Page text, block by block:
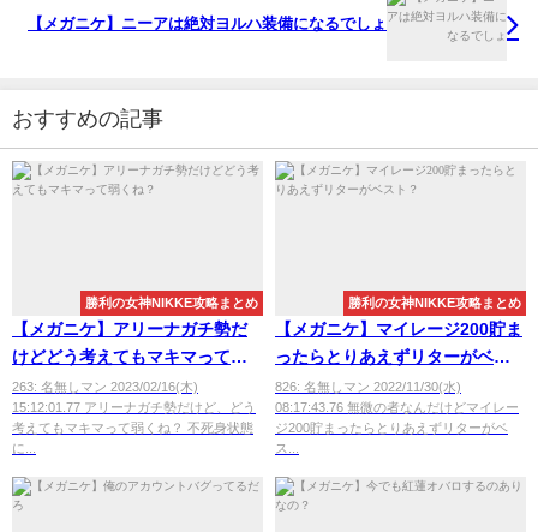
【メガニケ】ニーアは絶対ヨルハ装備になるでしょ
おすすめの記事
勝利の女神NIKKE攻略まとめ
【メガニケ】アリーナガチ勢だ
けどどう考えてもマキマって弱
くね？
263: 名無しマン 2023/02/16(木)
15:12:01.77 アリーナガチ勢だけど、どう
考えてもマキマって弱くね？ 不死身状態
に...
勝利の女神NIKKE攻略まとめ
【メガニケ】マイレージ200貯ま
ったらとりあえずリターがベス
ト？
826: 名無しマン 2022/11/30(水)
08:17:43.76 無微の者なんだけどマイレー
ジ200貯まったらとりあえずリターがベ
ス...